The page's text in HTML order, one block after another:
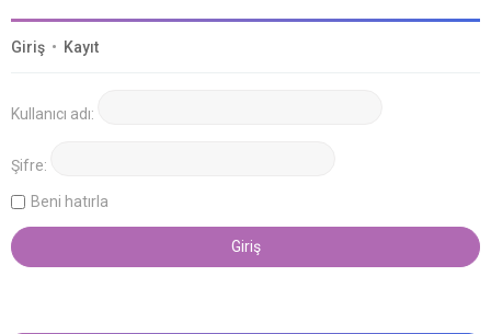
Giriş • Kayıt
Kullanıcı adı:
Şifre:
Beni hatırla